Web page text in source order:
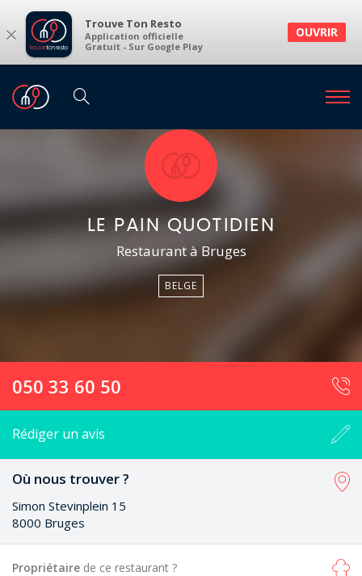
× Trouve Ton Resto
Application officielle
Gratuit - Sur Google Play
OUVRIR
LE PAIN QUOTIDIEN
Restaurant à Bruges
BELGE
050 33 60 50
Rédiger un avis
Où nous trouver ?
Simon Stevinplein 15
8000 Bruges
Propriétaire de ce restaurant ?